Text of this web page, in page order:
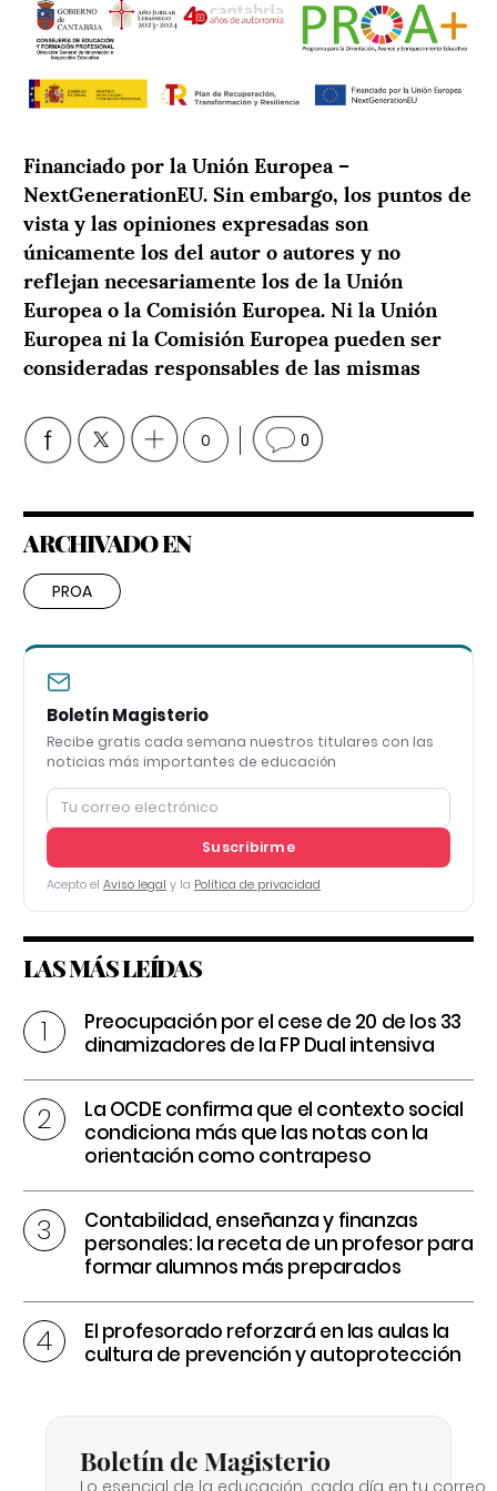
Financiado por la Unión Europea –
NextGenerationEU. Sin embargo, los puntos de
vista y las opiniones expresadas son
únicamente los del autor o autores y no
reflejan necesariamente los de la Unión
Europea o la Comisión Europea. Ni la Unión
Europea ni la Comisión Europea pueden ser
consideradas responsables de las mismas
0 0
ARCHIVADO EN
PROA
Boletín Magisterio
Recibe gratis cada semana nuestros titulares con las
noticias más importantes de educación
Suscribirme
Acepto el Aviso legal y la Política de privacidad
LAS MÁS LEÍDAS
Preocupación por el cese de 20 de los 33
dinamizadores de la FP Dual intensiva
La OCDE confirma que el contexto social
condiciona más que las notas con la
orientación como contrapeso
Contabilidad, enseñanza y finanzas
personales: la receta de un profesor para
formar alumnos más preparados
El profesorado reforzará en las aulas la
cultura de prevención y autoprotección
Boletín de Magisterio